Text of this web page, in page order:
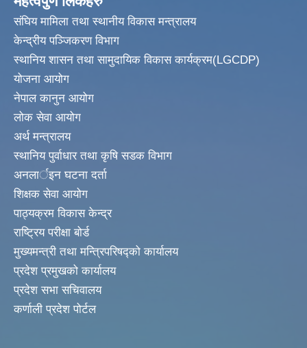
संघिय मामिला तथा स्थानीय विकास मन्त्रालय
केन्द्रीय पञ्जिकरण विभाग
स्थानिय शासन तथा सामुदायिक विकास कार्यक्रम(LGCDP)
योजना आयोग
नेपाल कानुन आयोग
लोक सेवा आयोग
अर्थ मन्त्रालय
स्थानिय पुर्वाधार तथा कृषि सडक विभाग
अनलार्इन घटना दर्ता
शिक्षक सेवा आयोग
पाठ्यक्रम विकास केन्द्र
राष्ट्रिय परीक्षा बोर्ड
मुख्यमन्त्री तथा मन्त्रिपरिषद्को कार्यालय
प्रदेश प्रमुखको कार्यालय
प्रदेश सभा सचिवालय
कर्णाली प्रदेश पोर्टल